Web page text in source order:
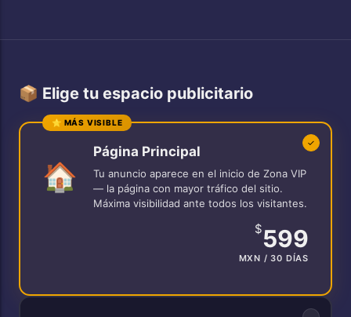
📦 Elige tu espacio publicitario
⭐ MÁS VISIBLE
✓
🏠
Página Principal
Tu anuncio aparece en el inicio de Zona VIP
— la página con mayor tráfico del sitio.
Máxima visibilidad ante todos los visitantes.
$599
MXN / 30 DÍAS